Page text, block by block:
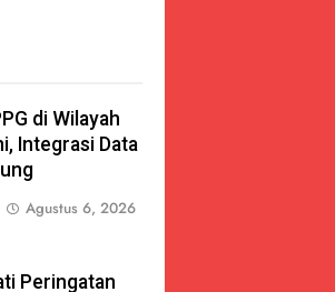
di Wilayah
Integrasi Data
Agustus 6, 2026
Peringatan